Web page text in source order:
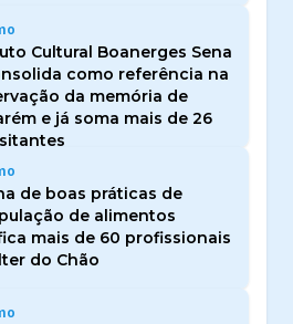
Cultural Boanerges Sena
como referência na
da memória de
e já soma mais de 26
de boas práticas de
de alimentos
mais de 60 profissionais
do Chão